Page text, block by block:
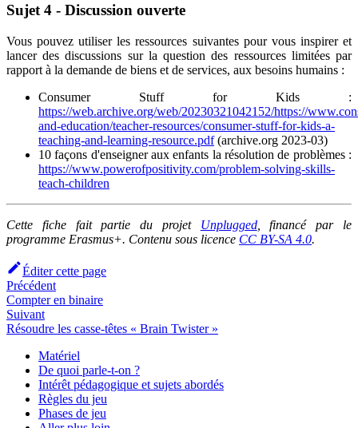
Sujet 4 - Discussion ouverte
Vous pouvez utiliser les ressources suivantes pour vous inspirer et
lancer des discussions sur la question des ressources limitées par
rapport à la demande de biens et de services, aux besoins humains :
Consumer Stuff for Kids :
https://web.archive.org/web/20230321042152/https://
and-education/teacher-resources/consumer-stuff-for-kids-a-
teaching-and-learning-resource.pdf(archive.org 2023-03)
10 façons d'enseigner aux enfants la résolution de problèmes :
https://www.powerofpositivity.com/problem-solving-skills-
teach-children
Cette fiche fait partie du projet Unplugged, financé par le
programme Erasmus+. Contenu sous licence CC BY-SA 4.0.
Éditer cette page
Précédent
Compter en binaire
Suivant
Résoudre les casse-têtes « Brain Twister »
Matériel
De quoi parle-t-on ?
Intérêt pédagogique et sujets abordés
Règles du jeu
Phases de jeu